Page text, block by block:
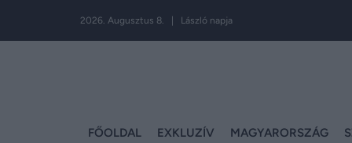
2026. Augusztus 8. | László napja
FŐOLDAL EXKLUZÍV MAGYARORSZÁG